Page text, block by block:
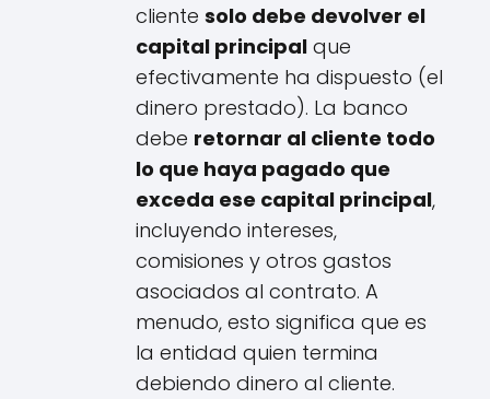
cliente solo debe devolver el
capital principal que
efectivamente ha dispuesto (el
dinero prestado). La banco
debe retornar al cliente todo
lo que haya pagado que
exceda ese capital principal,
incluyendo intereses,
comisiones y otros gastos
asociados al contrato. A
menudo, esto significa que es
la entidad quien termina
debiendo dinero al cliente.